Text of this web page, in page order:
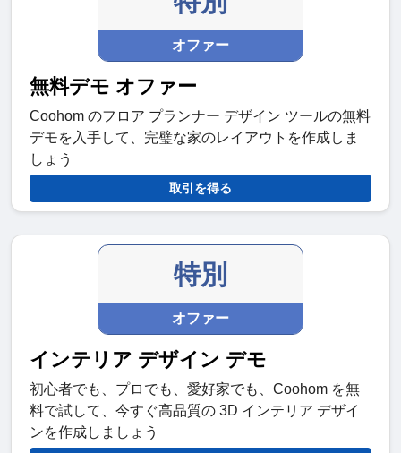
オファー
無料デモ オファー
Coohom のフロア プランナー デザイン ツールの無料
デモを入手して、完璧な家のレイアウトを作成しま
しょう
取引を得る
特別
オファー
インテリア デザイン デモ
初心者でも、プロでも、愛好家でも、Coohom を無
料で試して、今すぐ高品質の 3D インテリア デザイ
ンを作成しましょう